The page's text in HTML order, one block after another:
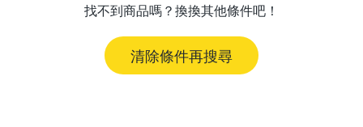
找不到商品嗎？換換其他條件吧！
清除條件再搜尋